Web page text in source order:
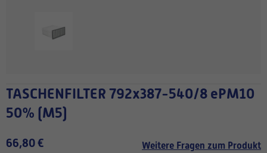
TASCHENFILTER 792x387-540/8 ePM10
50% (M5)
66,80 € Weitere Fragen zum Produkt